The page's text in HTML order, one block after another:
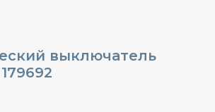
выключатель